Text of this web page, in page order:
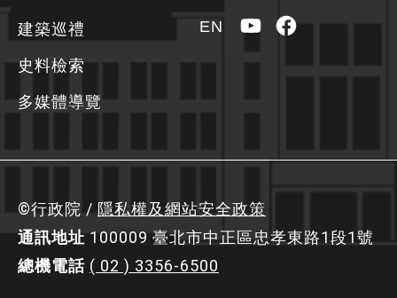
建築巡禮
史料檢索
多媒體導覽
EN YouTubeFacebook
©行政院 / 隱私權及網站安全政策
通訊地址 100009 臺北市中正區忠孝東路1段1號
總機電話 ( 02 ) 3356-6500